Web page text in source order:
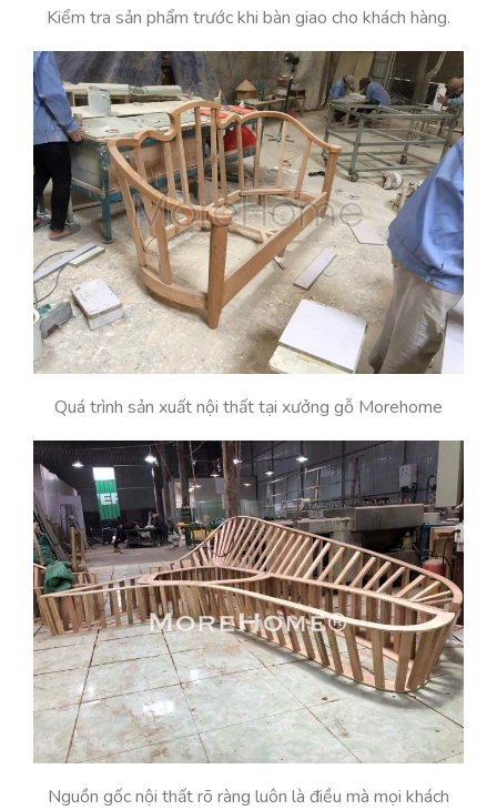
Kiểm tra sản phẩm trước khi bàn giao cho khách hàng.
Quá trình sản xuất nội thất tại xưởng gỗ Morehome
Nguồn gốc nội thất rõ ràng luôn là điều mà mọi khách